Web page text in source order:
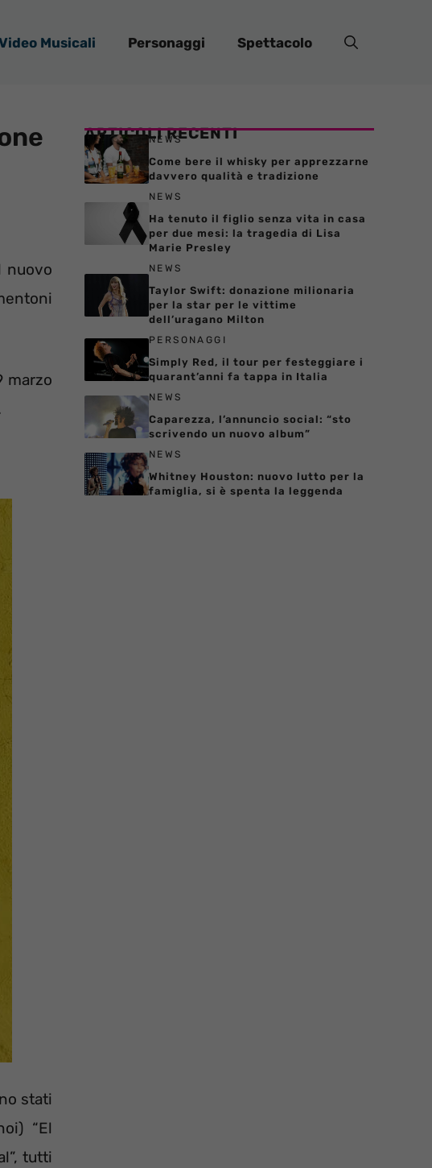
Musicali Personaggi Spettacolo
nuovo
marzo
stati
“El
tutti
ARTICOLI RECENTI
NEWS
Come bere il whisky per apprezzarne
davvero qualità e tradizione
NEWS
Ha tenuto il figlio senza vita in casa
per due mesi: la tragedia di Lisa
Marie Presley
NEWS
Taylor Swift: donazione milionaria
per la star per le vittime
dell’uragano Milton
PERSONAGGI
Simply Red, il tour per festeggiare i
quarant’anni fa tappa in Italia
NEWS
Caparezza, l’annuncio social: “sto
scrivendo un nuovo album”
NEWS
Whitney Houston: nuovo lutto per la
famiglia, si è spenta la leggenda